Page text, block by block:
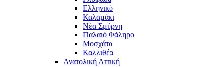
Ελληνικό
Καλαμάκι
Νέα Σμύρνη
Παλαιό Φάληρο
Μοσχάτο
Καλλιθέα
Ανατολική Αττική